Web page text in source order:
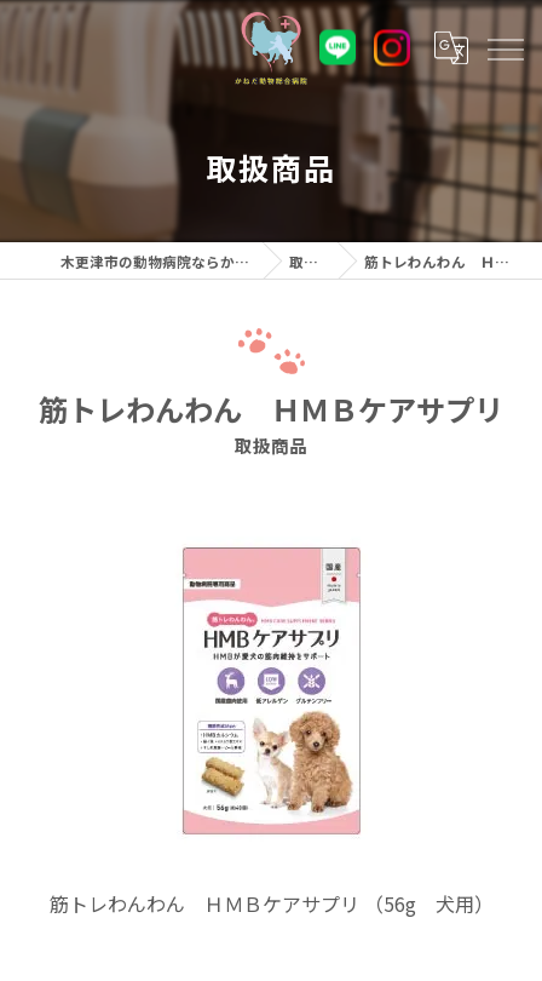
取扱商品
木更津市の動物病院ならかねだ動物総合病院 取扱商品 筋トレわんわん ＨＭＢケアサプリ
取扱商品
筋トレわんわん ＨＭＢケアサプリ
筋トレわんわん ＨＭＢケアサプリ （56g 犬用）